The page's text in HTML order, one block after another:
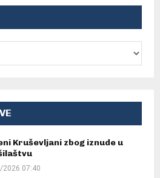
Kruševljani zbog iznude u
2026 07:40